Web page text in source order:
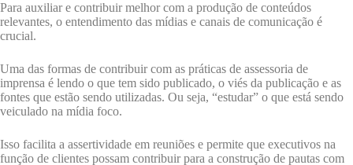
Para auxiliar e contribuir melhor com a produção de conteúdos
relevantes, o entendimento das mídias e canais de comunicação é
crucial.
Uma das formas de contribuir com as práticas de assessoria de
imprensa é lendo o que tem sido publicado, o viés da publicação e as
fontes que estão sendo utilizadas. Ou seja, “estudar” o que está sendo
veiculado na mídia foco.
Isso facilita a assertividade em reuniões e permite que executivos na
função de clientes possam contribuir para a construção de pautas com